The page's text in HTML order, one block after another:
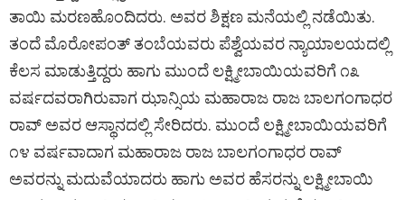
ತಾಯಿ ಮರಣಹೊಂದಿದರು. ಅವರ ಶಿಕ್ಷಣ ಮನೆಯಲ್ಲಿ ನಡೆಯಿತು.
ತಂದೆ ಮೊರೋಪಂತ್ ತಂಬೆಯವರು ಪೆಶ್ವೆಯವರ ನ್ಯಾಯಾಲಯದಲ್ಲಿ
ಕೆಲಸ ಮಾಡುತ್ತಿದ್ದರು ಹಾಗು ಮುಂದೆ ಲಕ್ಷ್ಮೀಬಾಯಿಯವರಿಗೆ ೧೩
ವರ್ಷದವರಾಗಿರುವಾಗ ಝಾನ್ಸಿಯ ಮಹಾರಾಜ ರಾಜ ಬಾಲಗಂಗಾಧರ
ರಾವ್ ಅವರ ಆಸ್ಥಾನದಲ್ಲಿ ಸೇರಿದರು. ಮುಂದೆ ಲಕ್ಷ್ಮೀಬಾಯಿಯವರಿಗೆ
೧೪ ವರ್ಷವಾದಾಗ ಮಹಾರಾಜ ರಾಜ ಬಾಲಗಂಗಾಧರ ರಾವ್
ಅವರನ್ನು ಮದುವೆಯಾದರು ಹಾಗು ಅವರ ಹೆಸರನ್ನು ಲಕ್ಷ್ಮೀಬಾಯಿ